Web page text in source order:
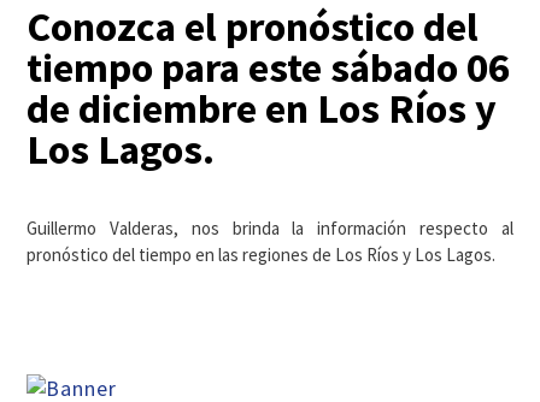
Conozca el pronóstico del
tiempo para este sábado 06
de diciembre en Los Ríos y
Los Lagos.
Guillermo Valderas, nos brinda la información respecto al
pronóstico del tiempo en las regiones de Los Ríos y Los Lagos.